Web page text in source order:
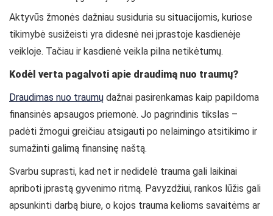
Aktyvūs žmonės dažniau susiduria su situacijomis, kuriose
tikimybė susižeisti yra didesnė nei įprastoje kasdienėje
veikloje. Tačiau ir kasdienė veikla pilna netikėtumų.
Kodėl verta pagalvoti apie draudimą nuo traumų?
Draudimas nuo traumų dažnai pasirenkamas kaip papildoma
finansinės apsaugos priemonė. Jo pagrindinis tikslas –
padėti žmogui greičiau atsigauti po nelaimingo atsitikimo ir
sumažinti galimą finansinę naštą.
Svarbu suprasti, kad net ir nedidelė trauma gali laikinai
apriboti įprastą gyvenimo ritmą. Pavyzdžiui, rankos lūžis gali
apsunkinti darbą biure, o kojos trauma kelioms savaitėms ar